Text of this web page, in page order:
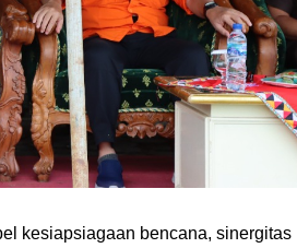
kesiapsiagaan bencana, sinergitas